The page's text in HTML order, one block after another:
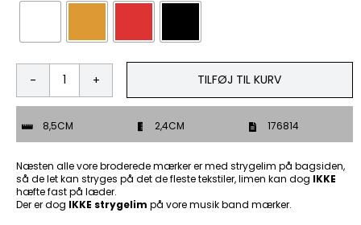
Naughty
Bitch
Patch
Mærke
antal
TILFØJ TIL KURV
8,5CM 2,4CM 176814
Næsten alle vore broderede mærker er med strygelim på bagsiden,
så de let kan stryges på det de fleste tekstiler, limen kan dog IKKE
hæfte fast på læder.
Der er dog IKKE strygelim på vore musik band mærker.